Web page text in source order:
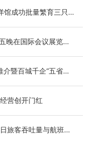
馆成功批量繁育三只
晚在国际会议展览中
介暨百城千企“五省
营创开门红
旅客吞吐量与航班起